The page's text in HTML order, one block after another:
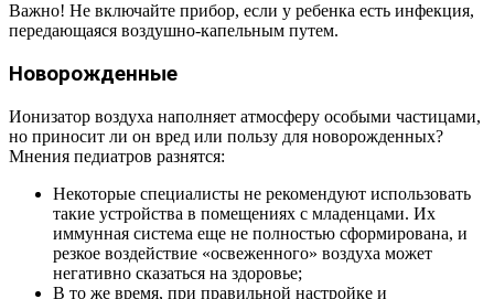
Важно! Не включайте прибор, если у ребенка есть инфекция,
передающаяся воздушно-капельным путем.
Новорожденные
Ионизатор воздуха наполняет атмосферу особыми частицами,
но приносит ли он вред или пользу для новорожденных?
Мнения педиатров разнятся:
Некоторые специалисты не рекомендуют использовать
такие устройства в помещениях с младенцами. Их
иммунная система еще не полностью сформирована, и
резкое воздействие «освеженного» воздуха может
негативно сказаться на здоровье;
В то же время, при правильной настройке и